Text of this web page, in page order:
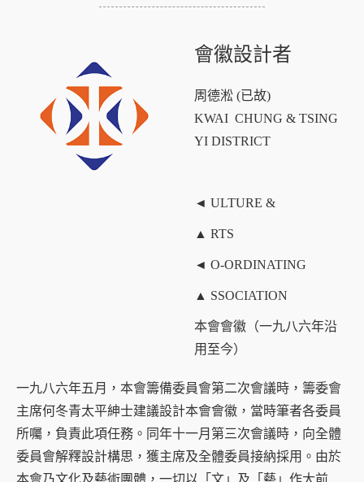
會徽設計者
周德淞 (已故)
KWAI CHUNG & TSING
YI DISTRICT
◄ ULTURE &
▲ RTS
◄ O-ORDINATING
▲ SSOCIATION
本會會徽（一九八六年沿
用至今）
一九八六年五月，本會籌備委員會第二次會議時，籌委會
主席何冬青太平紳士建議設計本會會徽，當時筆者各委員
所囑，負責此項任務。同年十一月第三次會議時，向全體
委員會解釋設計構思，獲主席及全體委員接納採用。由於
本會乃文化及藝術團體，一切以「文」及「藝」作大前